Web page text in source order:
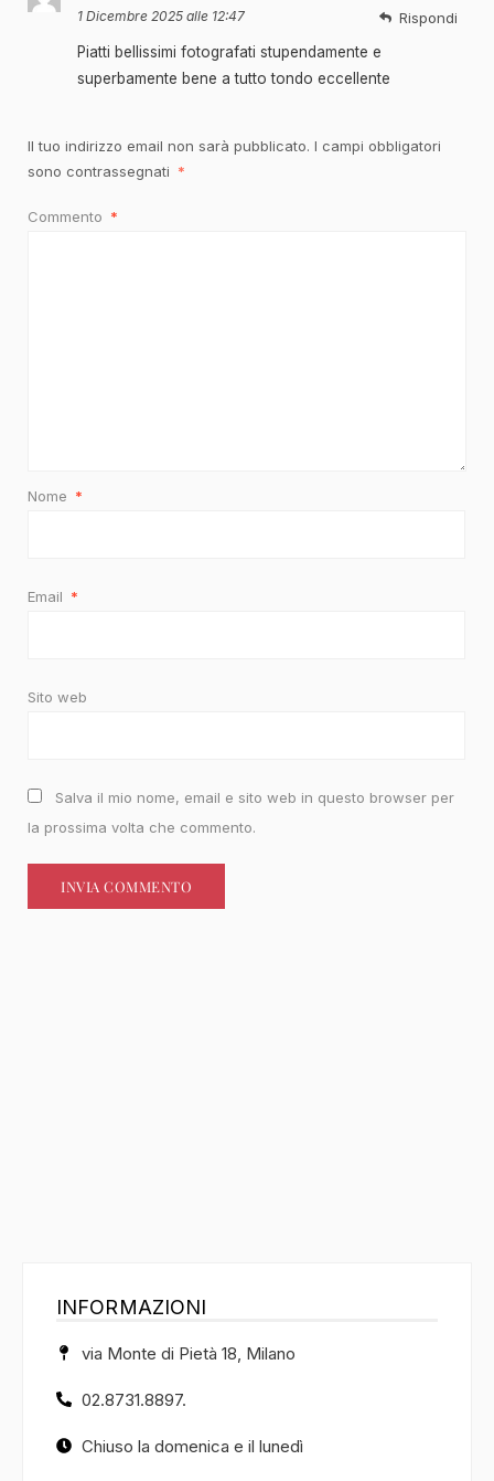
1 Dicembre 2025 alle 12:47
Piatti bellissimi fotografati stupendamente e
superbamente bene a tutto tondo eccellente
Rispondi
Il tuo indirizzo email non sarà pubblicato. I campi obbligatori
sono contrassegnati *
Commento *
Nome *
Email *
Sito web
Salva il mio nome, email e sito web in questo browser per
la prossima volta che commento.
INFORMAZIONI
via Monte di Pietà 18, Milano
02.8731.8897.
Chiuso la domenica e il lunedì